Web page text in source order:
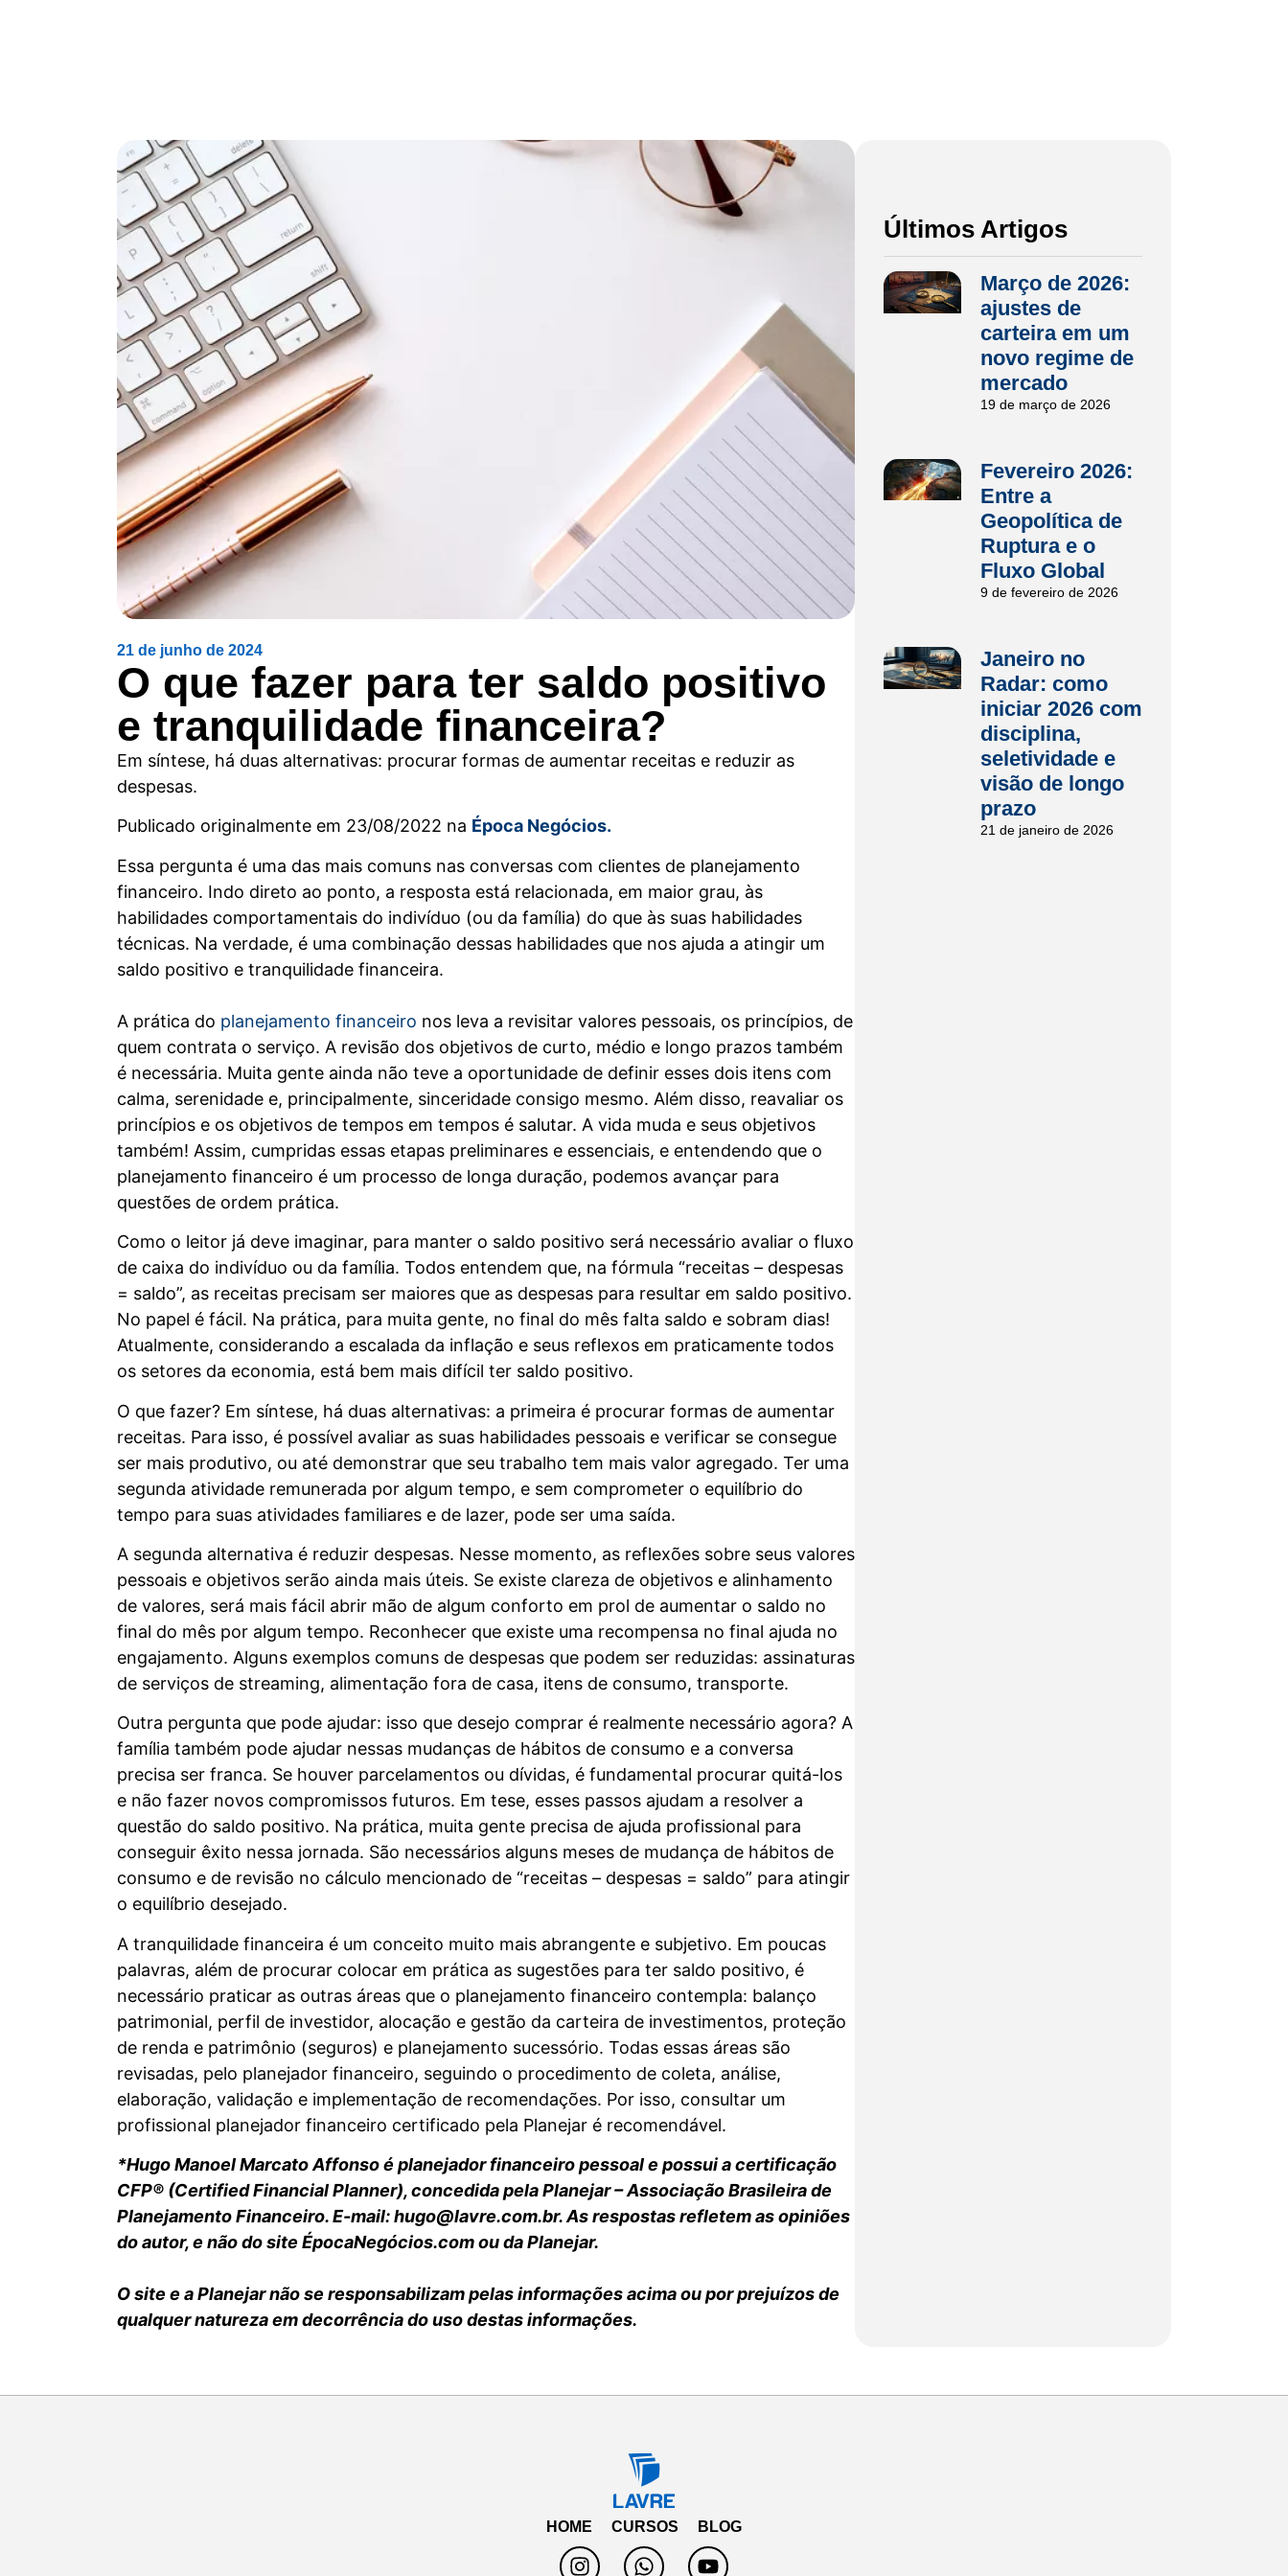
21 de junho de 2024
O que fazer para ter saldo positivo
e tranquilidade financeira?
Em síntese, há duas alternativas: procurar formas de aumentar receitas e reduzir as
despesas.
Publicado originalmente em 23/08/2022 na Época Negócios.
Essa pergunta é uma das mais comuns nas conversas com clientes de planejamento
financeiro. Indo direto ao ponto, a resposta está relacionada, em maior grau, às
habilidades comportamentais do indivíduo (ou da família) do que às suas habilidades
técnicas. Na verdade, é uma combinação dessas habilidades que nos ajuda a atingir um
saldo positivo e tranquilidade financeira.
A prática do planejamento financeiro nos leva a revisitar valores pessoais, os princípios, de
quem contrata o serviço. A revisão dos objetivos de curto, médio e longo prazos também
é necessária. Muita gente ainda não teve a oportunidade de definir esses dois itens com
calma, serenidade e, principalmente, sinceridade consigo mesmo. Além disso, reavaliar os
princípios e os objetivos de tempos em tempos é salutar. A vida muda e seus objetivos
também! Assim, cumpridas essas etapas preliminares e essenciais, e entendendo que o
planejamento financeiro é um processo de longa duração, podemos avançar para
questões de ordem prática.
Como o leitor já deve imaginar, para manter o saldo positivo será necessário avaliar o fluxo
de caixa do indivíduo ou da família. Todos entendem que, na fórmula “receitas – despesas
= saldo”, as receitas precisam ser maiores que as despesas para resultar em saldo positivo.
No papel é fácil. Na prática, para muita gente, no final do mês falta saldo e sobram dias!
Atualmente, considerando a escalada da inflação e seus reflexos em praticamente todos
os setores da economia, está bem mais difícil ter saldo positivo.
O que fazer? Em síntese, há duas alternativas: a primeira é procurar formas de aumentar
receitas. Para isso, é possível avaliar as suas habilidades pessoais e verificar se consegue
ser mais produtivo, ou até demonstrar que seu trabalho tem mais valor agregado. Ter uma
segunda atividade remunerada por algum tempo, e sem comprometer o equilíbrio do
tempo para suas atividades familiares e de lazer, pode ser uma saída.
A segunda alternativa é reduzir despesas. Nesse momento, as reflexões sobre seus valores
pessoais e objetivos serão ainda mais úteis. Se existe clareza de objetivos e alinhamento
de valores, será mais fácil abrir mão de algum conforto em prol de aumentar o saldo no
final do mês por algum tempo. Reconhecer que existe uma recompensa no final ajuda no
engajamento. Alguns exemplos comuns de despesas que podem ser reduzidas: assinaturas
de serviços de streaming, alimentação fora de casa, itens de consumo, transporte.
Outra pergunta que pode ajudar: isso que desejo comprar é realmente necessário agora? A
família também pode ajudar nessas mudanças de hábitos de consumo e a conversa
precisa ser franca. Se houver parcelamentos ou dívidas, é fundamental procurar quitá-los
e não fazer novos compromissos futuros. Em tese, esses passos ajudam a resolver a
questão do saldo positivo. Na prática, muita gente precisa de ajuda profissional para
conseguir êxito nessa jornada. São necessários alguns meses de mudança de hábitos de
consumo e de revisão no cálculo mencionado de “receitas – despesas = saldo” para atingir
o equilíbrio desejado.
A tranquilidade financeira é um conceito muito mais abrangente e subjetivo. Em poucas
palavras, além de procurar colocar em prática as sugestões para ter saldo positivo, é
necessário praticar as outras áreas que o planejamento financeiro contempla: balanço
patrimonial, perfil de investidor, alocação e gestão da carteira de investimentos, proteção
de renda e patrimônio (seguros) e planejamento sucessório. Todas essas áreas são
revisadas, pelo planejador financeiro, seguindo o procedimento de coleta, análise,
elaboração, validação e implementação de recomendações. Por isso, consultar um
profissional planejador financeiro certificado pela Planejar é recomendável.
*Hugo Manoel Marcato Affonso é planejador financeiro pessoal e possui a certificação
CFP® (Certified Financial Planner), concedida pela Planejar – Associação Brasileira de
Planejamento Financeiro. E-mail: hugo@lavre.com.br. As respostas refletem as opiniões
do autor, e não do site ÉpocaNegócios.com ou da Planejar.
O site e a Planejar não se responsabilizam pelas informações acima ou por prejuízos de
qualquer natureza em decorrência do uso destas informações.
Últimos Artigos
Março de 2026:
ajustes de
carteira em um
novo regime de
mercado
19 de março de 2026
Fevereiro 2026:
Entre a
Geopolítica de
Ruptura e o
Fluxo Global
9 de fevereiro de 2026
Janeiro no
Radar: como
iniciar 2026 com
disciplina,
seletividade e
visão de longo
prazo
21 de janeiro de 2026
HOME CURSOS BLOG